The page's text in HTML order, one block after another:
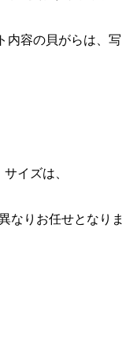
内容の貝がらは、写
イズは、
なりお任せとなりま